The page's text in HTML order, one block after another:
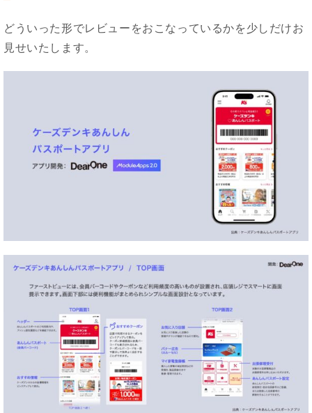
どういった形でレビューをおこなっているかを少しだけお
見せいたします。